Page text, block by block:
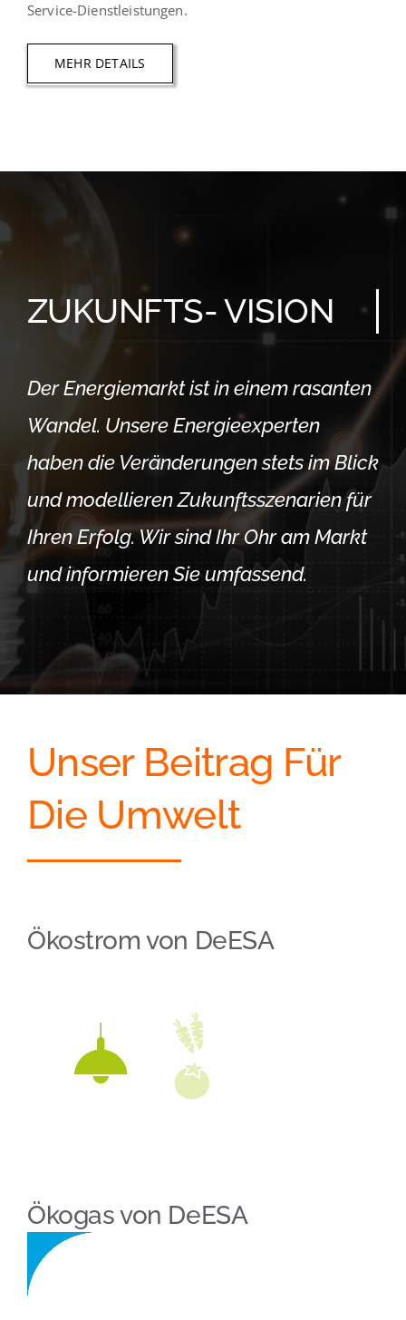
Service-Dienstleistungen.
MEHR DETAILS
ZUKUNFTS- VISION
Der Energiemarkt ist in einem rasanten
Wandel. Unsere Energieexperten
haben die Veränderungen stets im Blick
und modellieren Zukunftsszenarien für
Ihren Erfolg. Wir sind Ihr Ohr am Markt
und informieren Sie umfassend.
Unser Beitrag Für
Die Umwelt
Ökostrom von DeESA
Ökogas von DeESA